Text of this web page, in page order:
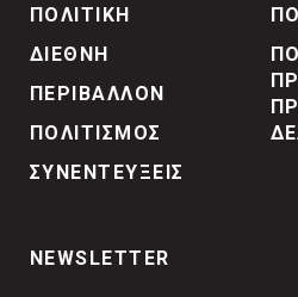
ΠΟΛΙΤΙΚΗ
ΔΙΕΘΝΗ
ΠΕΡΙΒΑΛΛΟΝ
ΠΟΛΙΤΙΣΜΟΣ
ΣΥΝΕΝΤΕΥΞΕΙΣ
NEWSLETTER